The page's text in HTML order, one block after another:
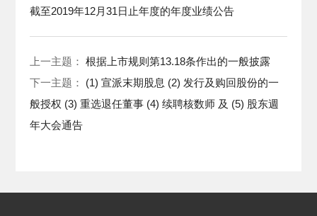
截至2019年12月31日止年度的年度业绩公告
上一主题：根据上市规则第13.18条作出的一般披露
下一主题： (1) 宣派末期股息 (2) 发行及购回股份的一
般授权 (3) 重选退任董事 (4) 续聘核数师 及 (5) 股东週
年大会通告